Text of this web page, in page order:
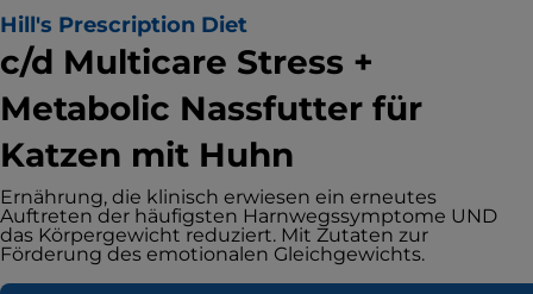
Hill's Prescription Diet
c/d Multicare Stress +
Metabolic Nassfutter für
Katzen mit Huhn
Ernährung, die klinisch erwiesen ein erneutes
Auftreten der häufigsten Harnwegssymptome UND
das Körpergewicht reduziert. Mit Zutaten zur
Förderung des emotionalen Gleichgewichts.